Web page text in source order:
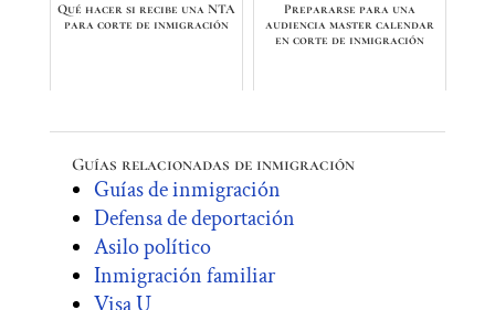
Qué hacer si recibe una NTA
para corte de inmigración
Prepararse para una
audiencia master calendar
en corte de inmigración
Guías relacionadas de inmigración
Guías de inmigración
Defensa de deportación
Asilo político
Inmigración familiar